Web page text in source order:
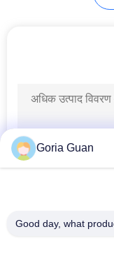
पेपर
Goria Guan
Good day, what